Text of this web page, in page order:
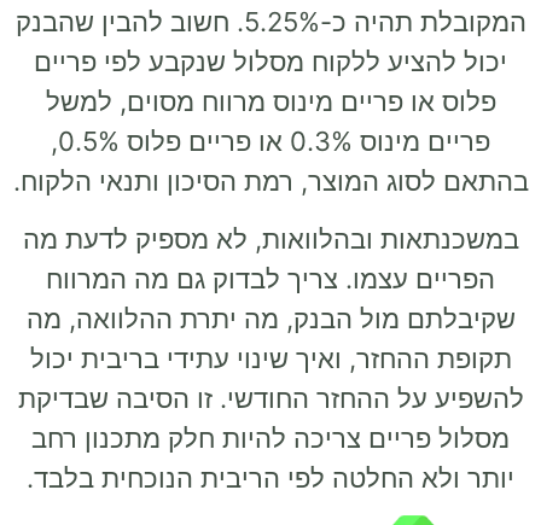
המקובלת תהיה כ-5.25%. חשוב להבין שהבנק
ללקוח מסלול שנקבע לפי פריים
פריים מינוס מרווח מסוים, למשל
פריים מינוס 0.3% או פריים פלוס 0.5%,
המוצר, רמת הסיכון ותנאי הלקוח.
ובהלוואות, לא מספיק לדעת מה
עצמו. צריך לבדוק גם מה המרווח
מול הבנק, מה יתרת ההלוואה, מה
ואיך שינוי עתידי בריבית יכול
ההחזר החודשי. זו הסיבה שבדיקת
צריכה להיות חלק מתכנון רחב
החלטה לפי הריבית הנוכחית בלבד.